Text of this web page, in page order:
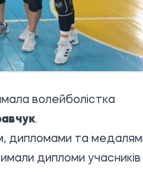
волейболістка
.
дипломами та
дипломи учасників